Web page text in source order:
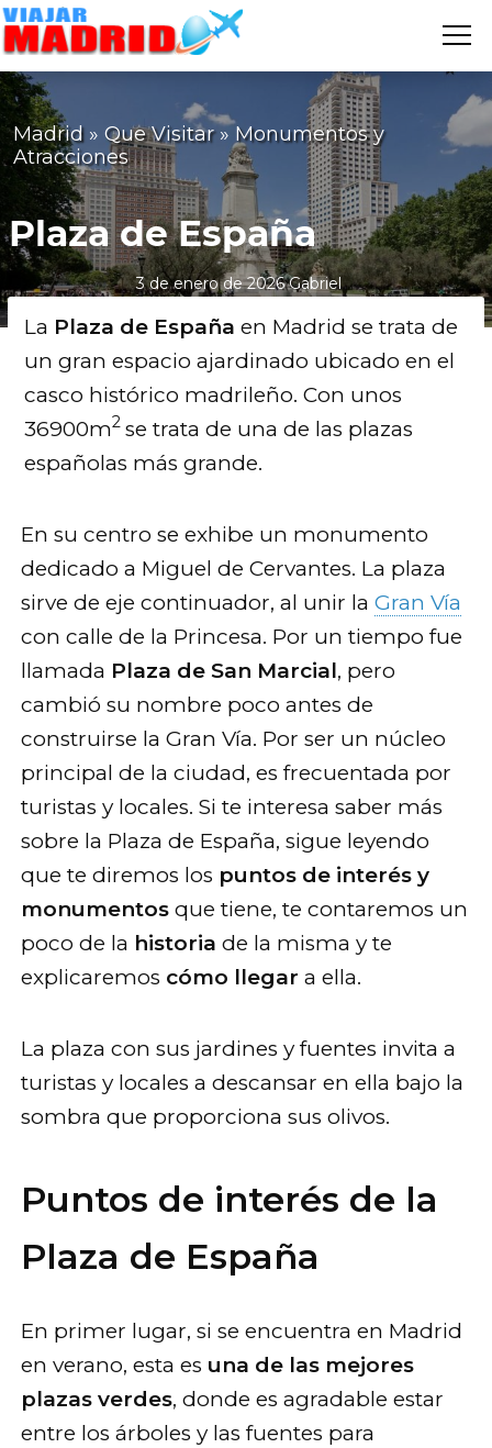
MADRID
Madrid » Que Visitar » Monumentos y
Atracciones
Plaza de España
3 de enero de 2026 Gabriel
La Plaza de España en Madrid se trata de
un gran espacio ajardinado ubicado en el
casco histórico madrileño. Con unos
36900m2 se trata de una de las plazas
españolas más grande.
En su centro se exhibe un monumento
dedicado a Miguel de Cervantes. La plaza
sirve de eje continuador, al unir la Gran Vía
con calle de la Princesa. Por un tiempo fue
llamada Plaza de San Marcial, pero
cambió su nombre poco antes de
construirse la Gran Vía. Por ser un núcleo
principal de la ciudad, es frecuentada por
turistas y locales. Si te interesa saber más
sobre la Plaza de España, sigue leyendo
que te diremos los puntos de interés y
monumentos que tiene, te contaremos un
poco de la historia de la misma y te
explicaremos cómo llegar a ella.
La plaza con sus jardines y fuentes invita a
turistas y locales a descansar en ella bajo la
sombra que proporciona sus olivos.
Puntos de interés de la
Plaza de España
En primer lugar, si se encuentra en Madrid
en verano, esta es una de las mejores
plazas verdes, donde es agradable estar
entre los árboles y las fuentes para